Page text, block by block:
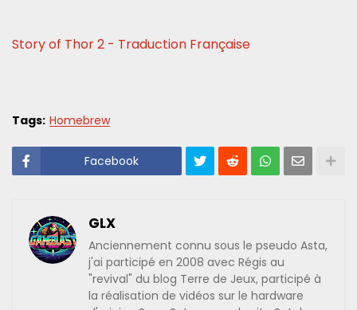
Story of Thor 2 - Traduction Française
Tags: Homebrew
Facebook
GLX
Anciennement connu sous le pseudo Asta,
j'ai participé en 2008 avec Régis au
"revival" du blog Terre de Jeux, participé à
la réalisation de vidéos sur le hardware